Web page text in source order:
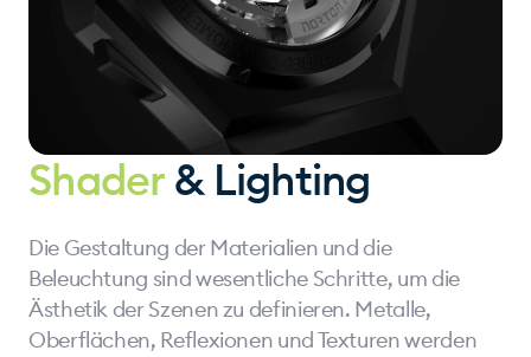
Shader& Lighting
Die Gestaltung der Materialien und die
Beleuchtung sind wesentliche Schritte, um die
Ästhetik der Szenen zu definieren. Metalle,
Oberflächen, Reflexionen und Texturen werden